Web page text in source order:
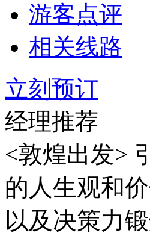
游客点评
相关线路
立刻预订
经理推荐
<敦煌出发>
的人生观和
以及决策力